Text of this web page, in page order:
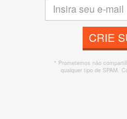
CRIE
* Prometemos não
qualquer tipo de SPAM.